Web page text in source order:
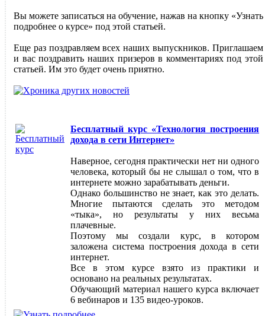
Вы можете записаться на обучение, нажав на кнопку «Узнать
подробнее о курсе» под этой статьей.
Еще раз поздравляем всех наших выпускников. Приглашаем
и вас поздравить наших призеров в комментариях под этой
статьей. Им это будет очень приятно.
Бесплатный курс «Технология построения
дохода в сети Интернет»
Наверное, сегодня практически нет ни одного
человека, который бы не слышал о том, что в
интернете можно зарабатывать деньги.
Однако большинство не знает, как это делать.
Многие пытаются сделать это методом
«тыка», но результаты у них весьма
плачевные.
Поэтому мы создали курс, в котором
заложена система построения дохода в сети
интернет.
Все в этом курсе взято из практики и
основано на реальных результатах.
Обучающий материал нашего курса включает
6 вебинаров и 135 видео-уроков.